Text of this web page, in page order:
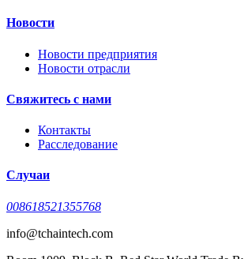
Новости
Новости предприятия
Новости отрасли
Свяжитесь с нами
Контакты
Расследование
Случаи
008618521355768
info@tchaintech.com